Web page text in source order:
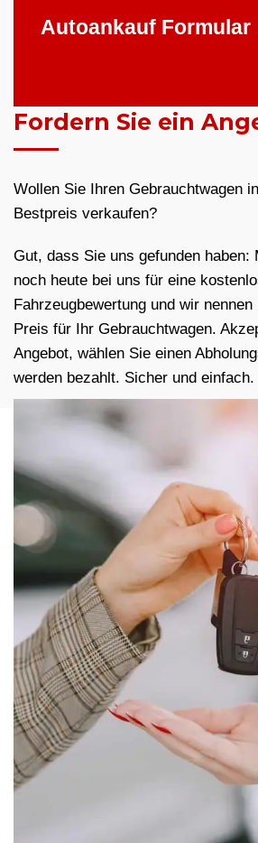
Autoankauf Formular
Fordern Sie ein
Wollen Sie Ihren Gebrauchtwagen
Bestpreis verkaufen?
Gut, dass Sie uns gefunden haben:
noch heute bei uns für eine
Fahrzeugbewertung und wir
Preis für Ihr Gebrauchtwagen.
Angebot, wählen Sie einen
werden bezahlt. Sicher und einfach.